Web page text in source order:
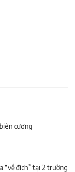
cương
“về đích” tại 2 trường